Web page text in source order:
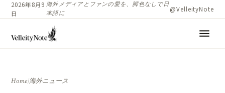
2026年8月9
日
海外メディアとファンの愛を、脚色なしで日
本語に
@VelleityNote
menu
Home/海外ニュース